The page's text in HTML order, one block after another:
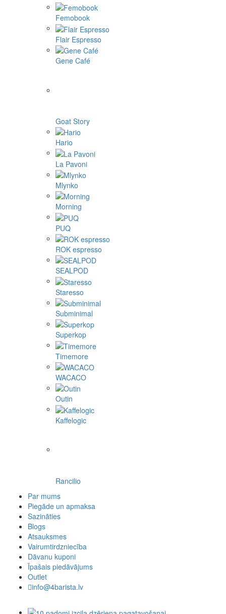
Femobook
Flair Espresso
Gene Café
Goat Story
Hario
La Pavoni
Mlynko
Morning
PUQ
ROK espresso
SEALPOD
Staresso
Subminimal
Superkop
Timemore
WACACO
Outin
Kaffelogic
Rancilio
Par mums
Piegāde un apmaksa
Sazināties
Blogs
Atsauksmes
Vairumtirdzniecība
Dāvanu kuponi
Īpašais piedāvājums
Outlet
info@4barista.lv